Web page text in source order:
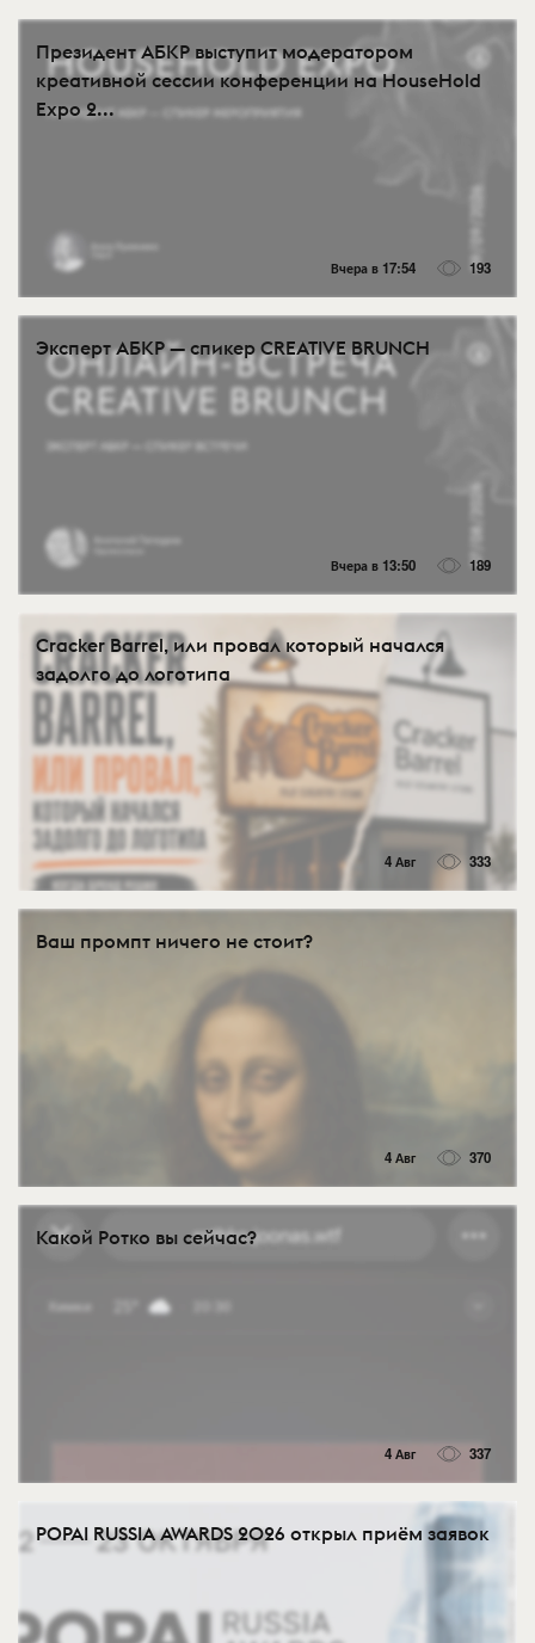
Президент АБКР выступит модератором
креативной сессии конференции на HouseHold
Expo 2...
Вчера в 17:54 193
Эксперт АБКР — спикер CREATIVE BRUNCH
Вчера в 13:50 189
Cracker Barrel, или провал который начался
задолго до логотипа
4 Авг 333
Ваш промпт ничего не стоит?
4 Авг 370
Какой Ротко вы сейчас?
4 Авг 337
POPAI RUSSIA AWARDS 2026 открыл приём заявок